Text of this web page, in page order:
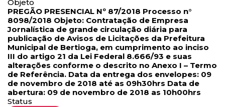
Objeto
PREGÃO PRESENCIAL Nº 87/2018 Processo n°
8098/2018 Objeto: Contratação de Empresa
Jornalística de grande circulação diária para
publicação de Avisos de Licitações da Prefeitura
Municipal de Bertioga, em cumprimento ao inciso
III do artigo 21 da Lei Federal 8.666/93 e suas
alterações conforme o descrito no Anexo I – Termo
de Referência. Data da entrega dos envelopes: 09
de novembro de 2018 até as 09h30hrs Data de
abertura: 09 de novembro de 2018 as 10h00hrs
Status